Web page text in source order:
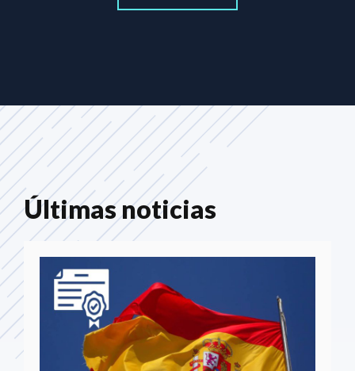
Últimas noticias